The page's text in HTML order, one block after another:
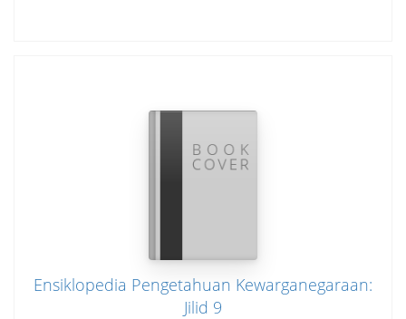
Ensiklopedia Pengetahuan Kewarganegaraan:
Jilid 9